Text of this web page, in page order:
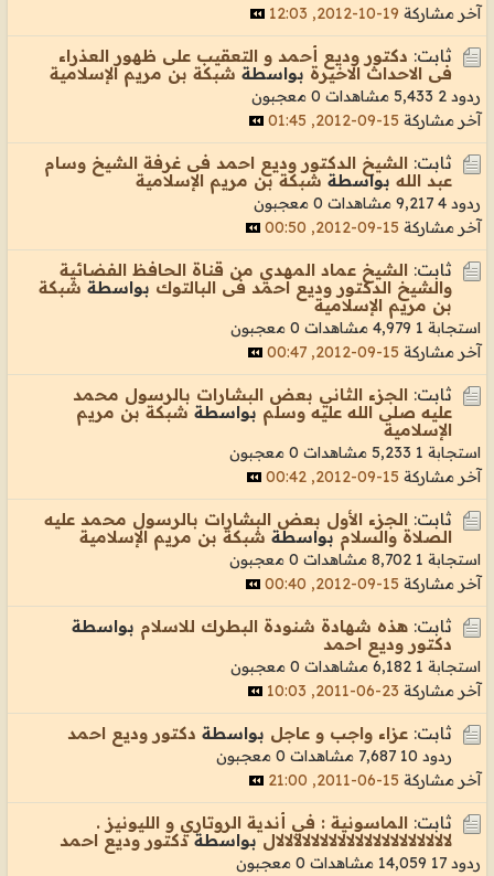
آخر مشاركة 19-10-2012, 12:03
ثابت: دكتور وديع أحمد و التعقيب على ظهور العذراء
فى الاحداث الاخيرة بواسطة شبكة بن مريم الإسلامية
ردود 2 5,433 مشاهدات
0 معجبون
آخر مشاركة 15-09-2012, 01:45
ثابت: الشيخ الدكتور وديع احمد فى غرفة الشيخ وسام
عبد الله بواسطة شبكة بن مريم الإسلامية
ردود 4 9,217 مشاهدات
0 معجبون
آخر مشاركة 15-09-2012, 00:50
ثابت: الشيخ عماد المهدي من قناة الحافظ الفضائية
والشيخ الدكتور وديع احمد فى البالتوك بواسطة شبكة
بن مريم الإسلامية
استجابة 1 4,979 مشاهدات
0 معجبون
آخر مشاركة 15-09-2012, 00:47
ثابت: الجزء الثاني بعض البشارات بالرسول محمد
عليه صلى الله عليه وسلم بواسطة شبكة بن مريم
الإسلامية
استجابة 1 5,233 مشاهدات
0 معجبون
آخر مشاركة 15-09-2012, 00:42
ثابت: الجزء الأول بعض البشارات بالرسول محمد عليه
الصلاة والسلام بواسطة شبكة بن مريم الإسلامية
استجابة 1 8,702 مشاهدات
0 معجبون
آخر مشاركة 15-09-2012, 00:40
ثابت: هذه شهادة شنودة البطرك للاسلام بواسطة
دكتور وديع احمد
استجابة 1 6,182 مشاهدات
0 معجبون
آخر مشاركة 23-06-2011, 10:03
ثابت: عزاء واجب و عاجل بواسطة دكتور وديع احمد
ردود 10 7,687 مشاهدات
0 معجبون
آخر مشاركة 15-06-2011, 21:00
ثابت: الماسونية : في أندية الروتاري و الليونيز .
لالالالالالالالالالالالالالالالالالالالال بواسطةدكتور وديع احمد
ردود 17 14,059 مشاهدات
0 معجبون